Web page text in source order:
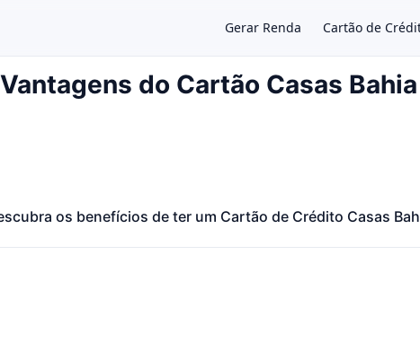
Gerar Renda Cartão de
Vantagens do Cartão Casas Bahia
os benefícios de ter um Cartão de Crédito Casas